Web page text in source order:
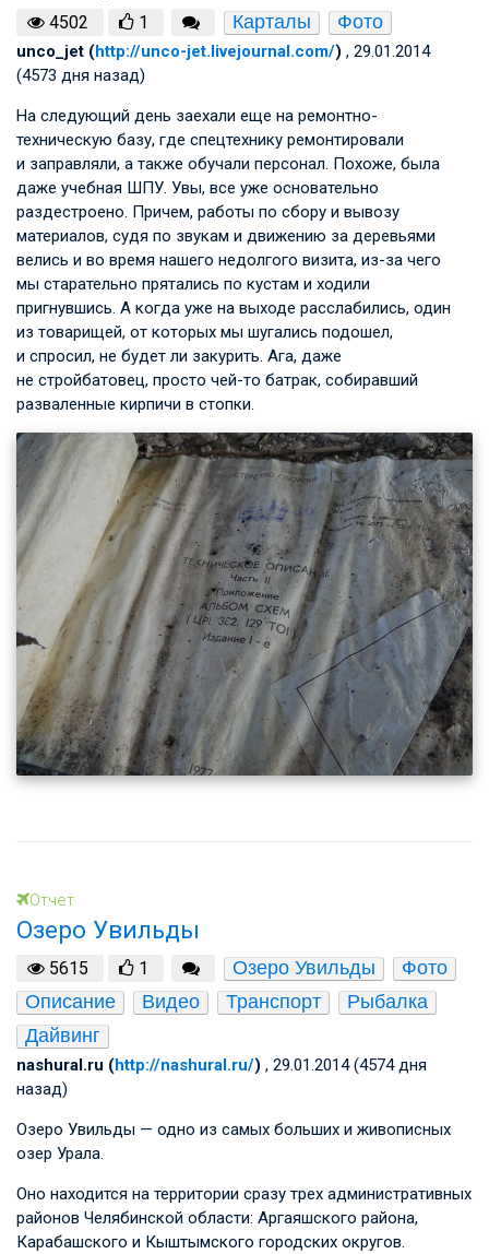
4502 1 Карталы Фото
unco_jet (http://unco-jet.livejournal.com/) , 29.01.2014
(4573 дня назад)
На следующий день заехали еще на ремонтно-
техническую базу, где спецтехнику ремонтировали
и заправляли, а также обучали персонал. Похоже, была
даже учебная ШПУ. Увы, все уже основательно
раздестроено. Причем, работы по сбору и вывозу
материалов, судя по звукам и движению за деревьями
велись и во время нашего недолгого визита, из-за чего
мы старательно прятались по кустам и ходили
пригнувшись. А когда уже на выходе расслабились, один
из товарищей, от которых мы шугались подошел,
и спросил, не будет ли закурить. Ага, даже
не стройбатовец, просто чей-то батрак, собиравший
разваленные кирпичи в стопки.
Отчет
Озеро Увильды
5615 1 Озеро Увильды
Фото
Описание
Видео Транспорт
Рыбалка
Дайвинг
nashural.ru (http://nashural.ru/) , 29.01.2014 (4574 дня
назад)
Озеро Увильды — одно из самых больших и живописных
озер Урала.
Оно находится на территории сразу трех административных
районов Челябинской области: Аргаяшского района,
Карабашского и Кыштымского городских округов.